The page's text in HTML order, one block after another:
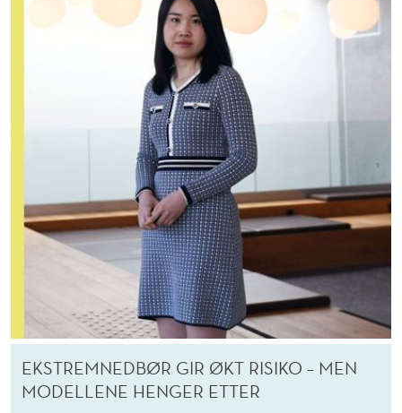
EKSTREMNEDBØR GIR ØKT RISIKO – MEN
MODELLENE HENGER ETTER